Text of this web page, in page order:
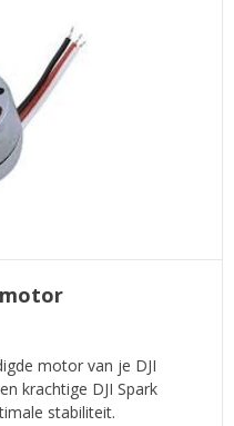
motor van je DJI
krachtige DJI Spark
stabiliteit.